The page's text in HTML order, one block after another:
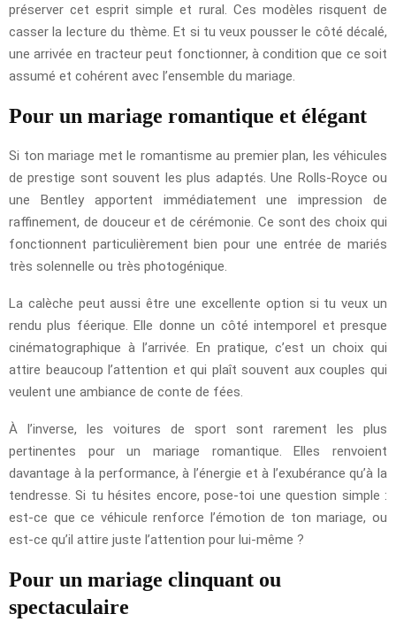
préserver cet esprit simple et rural. Ces modèles risquent de
casser la lecture du thème. Et si tu veux pousser le côté décalé,
une arrivée en tracteur peut fonctionner, à condition que ce soit
assumé et cohérent avec l’ensemble du mariage.
Pour un mariage romantique et élégant
Si ton mariage met le romantisme au premier plan, les véhicules
de prestige sont souvent les plus adaptés. Une Rolls-Royce ou
une Bentley apportent immédiatement une impression de
raffinement, de douceur et de cérémonie. Ce sont des choix qui
fonctionnent particulièrement bien pour une entrée de mariés
très solennelle ou très photogénique.
La calèche peut aussi être une excellente option si tu veux un
rendu plus féerique. Elle donne un côté intemporel et presque
cinématographique à l’arrivée. En pratique, c’est un choix qui
attire beaucoup l’attention et qui plaît souvent aux couples qui
veulent une ambiance de conte de fées.
À l’inverse, les voitures de sport sont rarement les plus
pertinentes pour un mariage romantique. Elles renvoient
davantage à la performance, à l’énergie et à l’exubérance qu’à la
tendresse. Si tu hésites encore, pose-toi une question simple :
est-ce que ce véhicule renforce l’émotion de ton mariage, ou
est-ce qu’il attire juste l’attention pour lui-même ?
Pour un mariage clinquant ou
spectaculaire